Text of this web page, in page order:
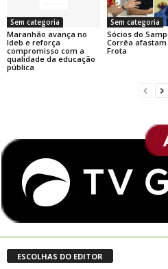
Sem categoria
Maranhão avança no
Ideb e reforça
compromisso com a
qualidade da educação
pública
Sem categoria
Sócios do
Corrêa
Frota
ESCOLHAS DO EDITOR